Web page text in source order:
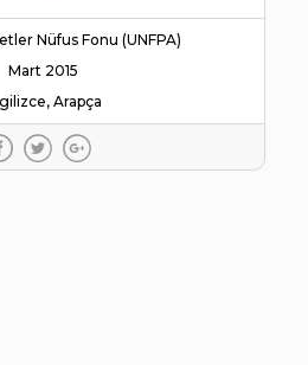
Nüfus Fonu (UNFPA)
Mart 2015
Arapça